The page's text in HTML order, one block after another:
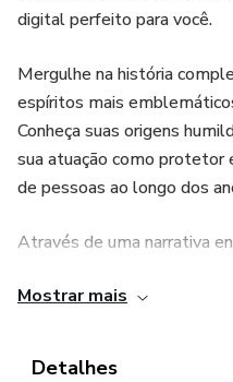
digital perfeito para você.
Mergulhe na história
espíritos mais
Conheça suas origens
sua atuação como protetor
de pessoas ao longo dos
Através de uma narrativa
cativante de Zé Pilintra.
transformar vidas.
Mostrar mais
Detalhes